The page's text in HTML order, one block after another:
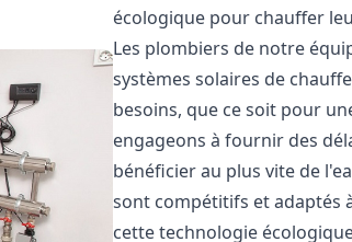
écologique pour chauffer
Les plombiers de notre
systèmes solaires de
besoins, que ce soit pour
engageons à fournir des
bénéficier au plus vite de
sont compétitifs et adaptés
cette technologie